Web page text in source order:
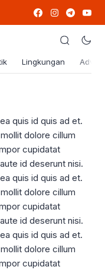
Lingkungan
quis id quis ad et.
dolore cillum
cupidatat
id deserunt nisi.
quis id quis ad et.
dolore cillum
cupidatat
id deserunt nisi.
quis id quis ad et.
dolore cillum
cupidatat